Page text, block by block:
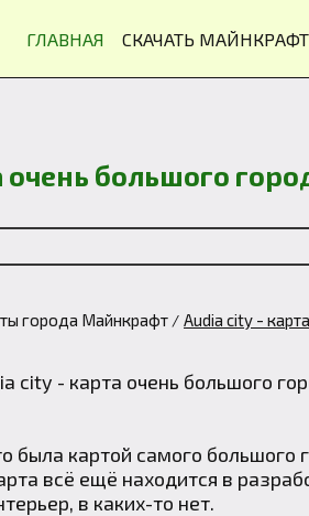
ГЛАВНАЯ СКАЧАТЬ МАЙНКРАФТ
очень большого
города Майнкрафт Audia city -
была картой самого большого
всё ещё находится в
в каких-то нет.